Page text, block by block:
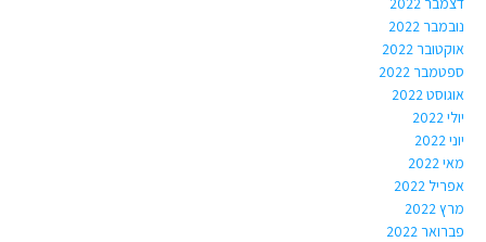
נובמבר 2022
אוקטובר 2022
ספטמבר 2022
אוגוסט 2022
יולי 2022
יוני 2022
מאי 2022
אפריל 2022
מרץ 2022
פברואר 2022